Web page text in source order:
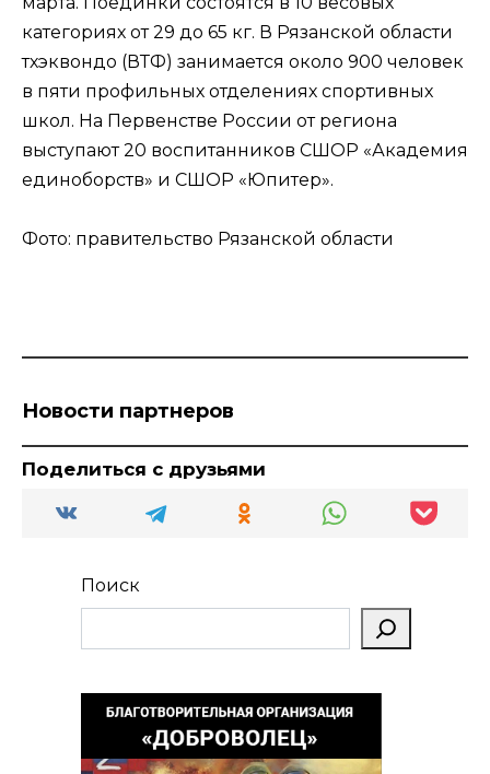
категориях от 29 до 65 кг. В Рязанской области
тхэквондо (ВТФ) занимается около 900 человек
в пяти профильных отделениях спортивных
школ. На Первенстве России от региона
выступают 20 воспитанников СШОР «Академия
единоборств» и СШОР «Юпитер».
Фото: правительство Рязанской области
Новости партнеров
Поделиться с друзьями
Поиск